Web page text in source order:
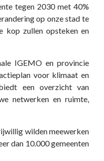
tegen 2030 met 40%
op onze stad te
kop zullen opsteken en
IGEMO en provincie
voor klimaat en
een overzicht van
netwerken en ruimte,
wilden meewerken
dan 10.000 gemeenten